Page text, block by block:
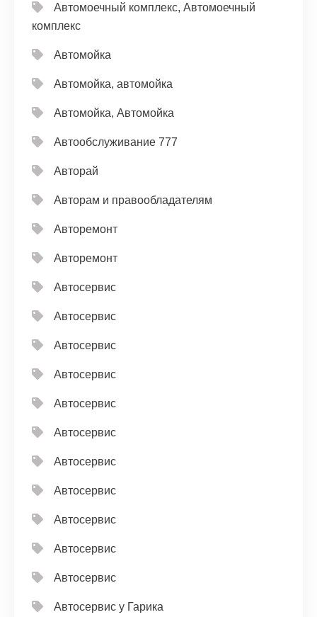
Автомоечный комплекс, Автомоечный
комплекс
Автомойка
Автомойка, автомойка
Автомойка, Автомойка
Автообслуживание 777
Авторай
Авторам и правообладателям
Авторемонт
Авторемонт
Автосервис
Автосервис
Автосервис
Автосервис
Автосервис
Автосервис
Автосервис
Автосервис
Автосервис
Автосервис
Автосервис
Автосервис у Гарика